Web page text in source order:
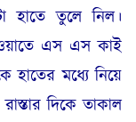
হাতে তুলে নিল।
এস এস কাই
হাতের মধ্যে নিয়ে
দিকে তাকাল